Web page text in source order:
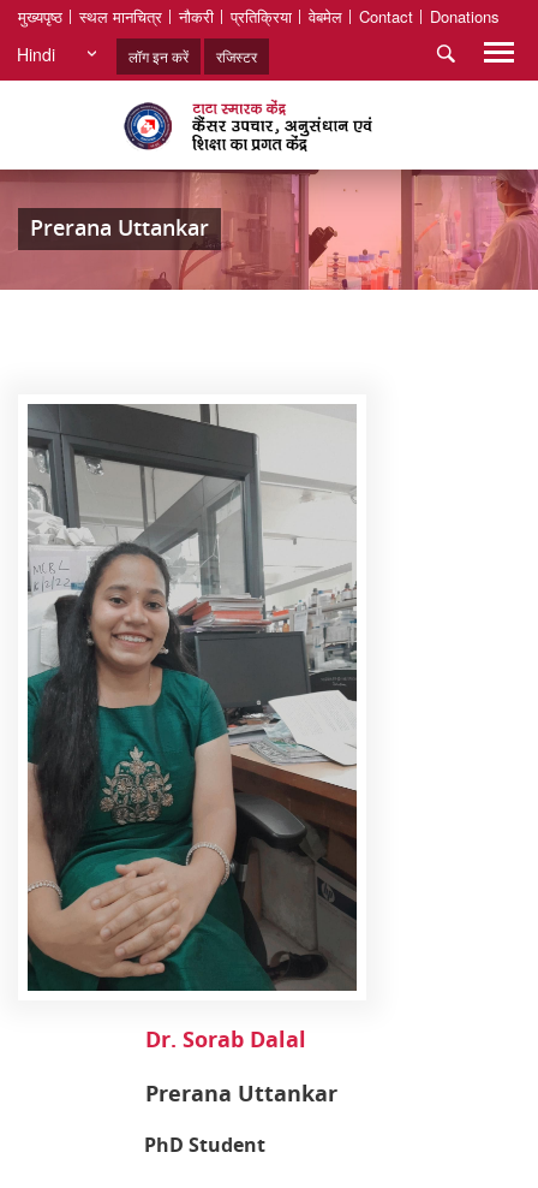
मुख्यपृष्ठ स्थल मानचित्र नौकरी प्रतिक्रिया वेबमेल Contact Donations
Hindi लॉग इन करें रजिस्टर
Prerana Uttankar
Dr. Sorab Dalal
Prerana Uttankar
PhD Student